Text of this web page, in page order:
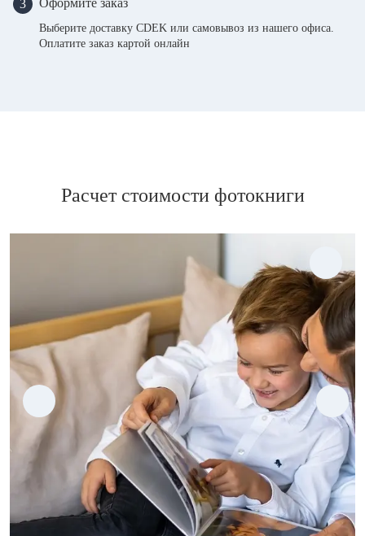
3 Оформите заказ
Выберите доставку CDEK или самовывоз из нашего офиса.
Оплатите заказ картой онлайн
Расчет стоимости фотокниги